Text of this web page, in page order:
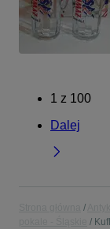
1 z 100
Dalej